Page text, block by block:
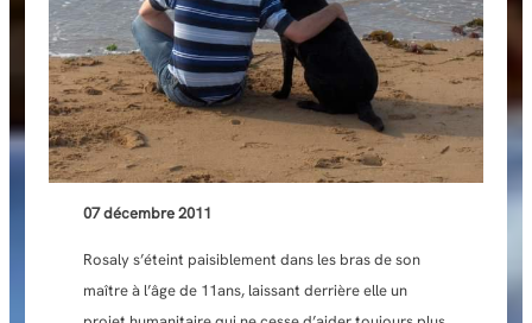
07 décembre 2011
Rosaly s’éteint paisiblement dans les bras de son
maître à l’âge de 11ans, laissant derrière elle un